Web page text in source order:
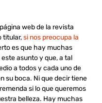
web de la revista
titular,si nos preocupa la
es que hay muchas
asunto y que, a tal
a todos y cada uno de
su boca. Ni que decir tiene
si lo que queremos
belleza. Hay muchas